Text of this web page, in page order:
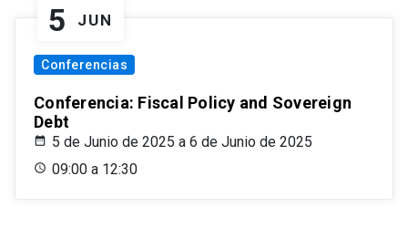
5 JUN
Conferencias
Conferencia: Fiscal Policy and Sovereign
Debt
5 de Junio de 2025 a 6 de Junio de 2025
09:00 a 12:30